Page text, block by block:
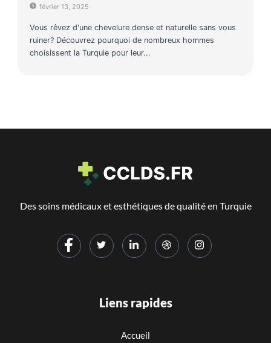
février 13, 2025
Vous rêvez d'une chevelure dense et naturelle sans vous
ruiner? Découvrez pourquoi de nombreux hommes
choisissent la Turquie pour leur...
Des soins médicaux et esthétiques de qualité en Turquie
Liens rapides
Accueil